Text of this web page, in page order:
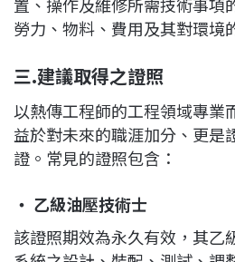
置、操作及維修所需技術事項
勞力、物料、費用及其對環境
三.建議取得之證照
以熱傳工程師的工程領域專業
益於對未來的職涯加分、更是
證。常見的證照包含：
‧ 乙級油壓技術士
該證照期效為永久有效，其乙